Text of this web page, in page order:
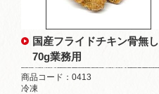
国産フライドチキン骨無し
70g業務用
商品コード：0413
冷凍